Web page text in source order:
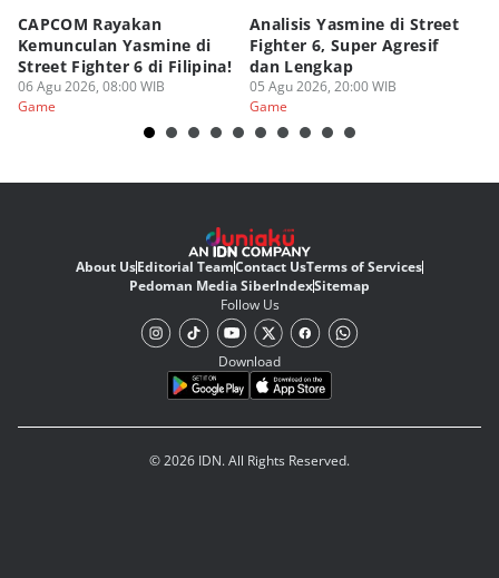
CAPCOM Rayakan
Kemunculan Yasmine di
Street Fighter 6 di Filipina!
06 Agu 2026, 08:00 WIB
Game
Analisis Yasmine di Street
Fighter 6, Super Agresif
dan Lengkap
05 Agu 2026, 20:00 WIB
Game
About UsEditorial TeamContact UsTerms of Services
Pedoman Media SiberIndexSitemap
Follow Us
Download
© 2026 IDN. All Rights Reserved.